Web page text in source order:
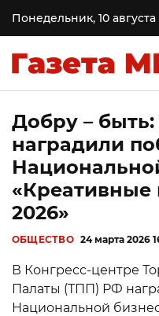
Понедельник, 10 августа
Добру –
наградили
«Креативные
2026»
ОБЩЕСТВО 24 марта 2026
В Конгресс-центре
Палаты (ТПП) РФ
Национальной